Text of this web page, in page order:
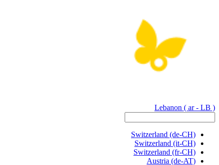
Lebanon ( ar - LB )
Switzerland (de-CH)
Switzerland (it-CH)
Switzerland (fr-CH)
Austria (de-AT)